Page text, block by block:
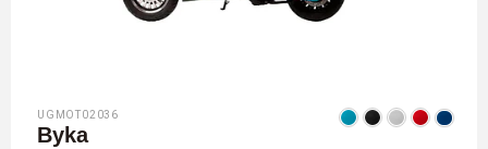
UGMOT02036
Byka